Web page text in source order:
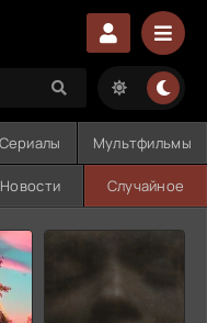
Сериалы Мультфильмы
Новости Случайное